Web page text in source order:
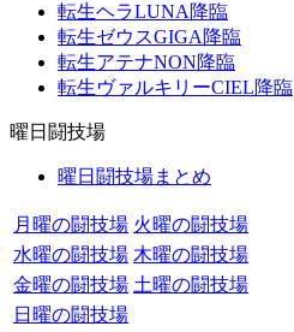
転生ヘラLUNA降臨
転生ゼウスGIGA降臨
転生アテナNON降臨
転生ヴァルキリーCIEL降臨
曜日闘技場
曜日闘技場まとめ
月曜の闘技場 火曜の闘技場
水曜の闘技場 木曜の闘技場
金曜の闘技場 土曜の闘技場
日曜の闘技場